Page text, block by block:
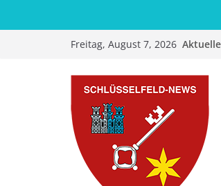
Freitag, August 7, 2026